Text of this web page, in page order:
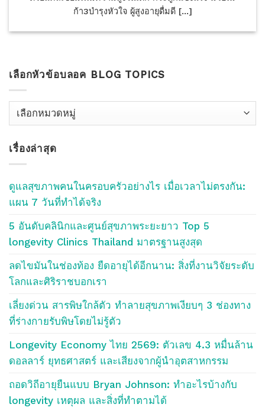
ก้า3บำรุงหัวใจ ผู้สูงอายุดื่มดี [...]
เลือกหัวข้อบลอค BLOG TOPICS
เลือก
บลอค
Blog
เรื่องล่าสุด
ดูแลสุขภาพคนในครอบครัวอย่างไร เมื่อเวลาไม่ตรงกัน:
แผน 7 วันที่ทำได้จริง
5 อันดับคลินิกและศูนย์สุขภาพระยะยาว Top 5
longevity Clinics Thailand มาตรฐานสูงสุด
ลดไขมันในช่องท้อง ยืดอายุได้อีกนาน: สิ่งที่งานวิจัยระดับ
โลกและศิริราชบอกเรา
เลี่ยงด่วน สารพิษใกล้ตัว ทำลายสุขภาพเงียบๆ 3 ช่องทาง
ที่ร่างกายรับพิษโดยไม่รู้ตัว
Longevity Economy ไทย 2569: ตัวเลข 4.3 หมื่นล้าน
ดอลลาร์ ยุทธศาสตร์ และเสียงจากผู้นำอุตสาหกรรม
ถอดวิถีอายุยืนแบบ Bryan Johnson: ทำอะไรบ้างกับ
longevity เหตุผล และสิ่งที่ทำตามได้